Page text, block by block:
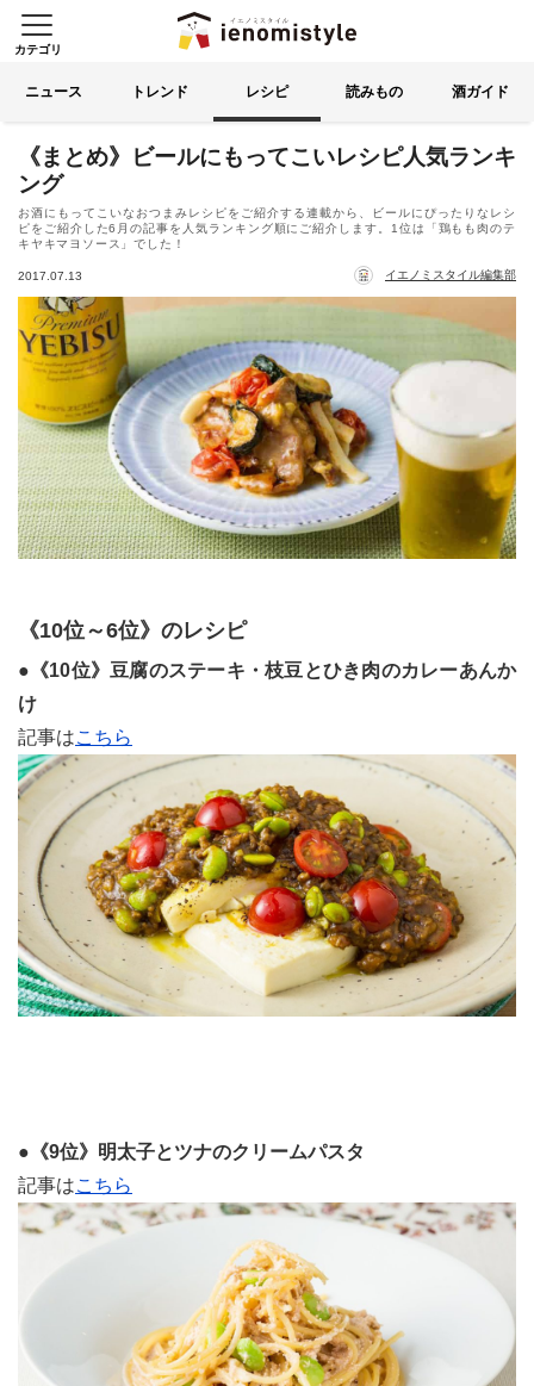
イエノミスタイル 家飲みを楽
カテゴリ
る
ニュース トレンド レシピ 読みもの 酒ガイド
《まとめ》ビールにもってこいレシピ人気ランキ
ング
お酒にもってこいなおつまみレシピをご紹介する連載から、ビールにぴったりなレシ
ピをご紹介した6月の記事を人気ランキング順にご紹介します。1位は「鶏もも肉のテ
キヤキマヨソース」でした！
2017.07.13 イエノミスタイル編集部
《10位～6位》のレシピ
●《10位》豆腐のステーキ・枝豆とひき肉のカレーあんか
け
記事はこちら
●《9位》明太子とツナのクリームパスタ
記事はこちら